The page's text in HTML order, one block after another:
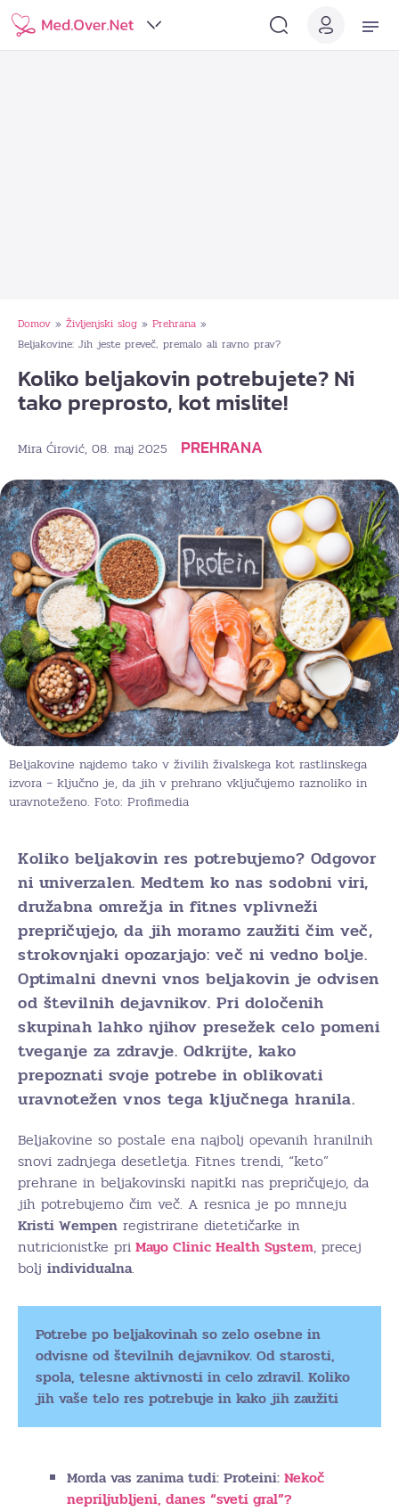
Domov » Življenjski slog » Prehrana »
Beljakovine: Jih jeste preveč, premalo ali ravno prav?
Koliko beljakovin potrebujete? Ni
tako preprosto, kot mislite!
Mira Ćirović, 08. maj 2025 PREHRANA
Beljakovine najdemo tako v živilih živalskega kot rastlinskega
izvora – ključno je, da jih v prehrano vključujemo raznoliko in
uravnoteženo. Foto: Profimedia
Koliko beljakovin res potrebujemo? Odgovor
ni univerzalen. Medtem ko nas sodobni viri,
družabna omrežja in fitnes vplivneži
prepričujejo, da jih moramo zaužiti čim več,
strokovnjaki opozarjajo: več ni vedno bolje.
Optimalni dnevni vnos beljakovin je odvisen
od številnih dejavnikov. Pri določenih
skupinah lahko njihov presežek celo pomeni
tveganje za zdravje. Odkrijte, kako
prepoznati svoje potrebe in oblikovati
uravnotežen vnos tega ključnega hranila.
Beljakovine so postale ena najbolj opevanih hranilnih
snovi zadnjega desetletja. Fitnes trendi, “keto”
prehrane in beljakovinski napitki nas prepričujejo, da
jih potrebujemo čim več. A resnica je po mnneju
Kristi Wempen registrirane dietetičarke in
nutricionistke pri Mayo Clinic Health System, precej
bolj individualna.
Potrebe po beljakovinah so zelo osebne in
odvisne od številnih dejavnikov. Od starosti,
spola, telesne aktivnosti in celo zdravil. Koliko
jih vaše telo res potrebuje in kako jih zaužiti
Morda vas zanima tudi: Proteini: Nekoč
nepriljubljeni, danes “sveti gral”?